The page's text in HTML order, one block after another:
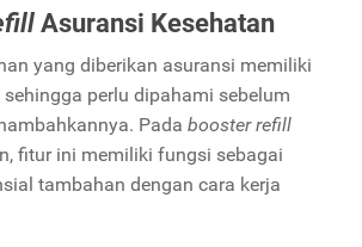
Asuransi Kesehatan
yang diberikan asuransi memiliki
perlu dipahami sebelum
Pada booster refill
fitur ini memiliki fungsi sebagai
tambahan dengan cara kerja